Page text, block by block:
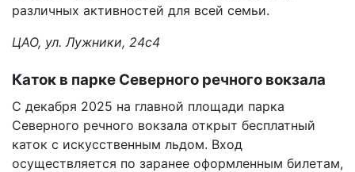
различных активностей для всей семьи.
ЦАО, ул. Лужники, 24с4
Каток в парке Северного речного вокзала
С декабря 2025 на главной площади парка
Северного речного вокзала открыт бесплатный
каток с искусственным льдом. Вход
осуществляется по заранее оформленным билетам,